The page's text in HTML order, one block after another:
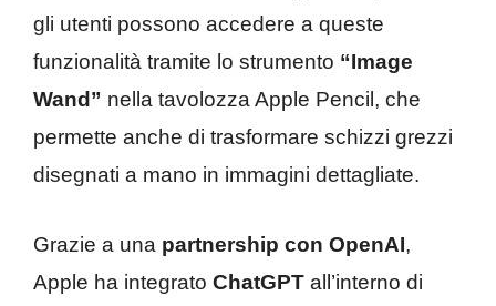
gli utenti possono accedere a queste
funzionalità tramite lo strumento “Image
Wand” nella tavolozza Apple Pencil, che
permette anche di trasformare schizzi grezzi
disegnati a mano in immagini dettagliate.
Grazie a una partnership con OpenAI,
Apple ha integrato ChatGPT all’interno di